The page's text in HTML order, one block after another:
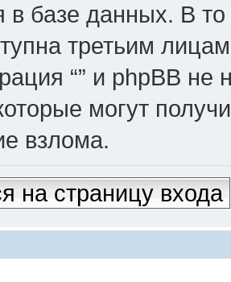
в базе данных. В
третьим
“” и phpBB не
могут
взлома.
на страницу входа